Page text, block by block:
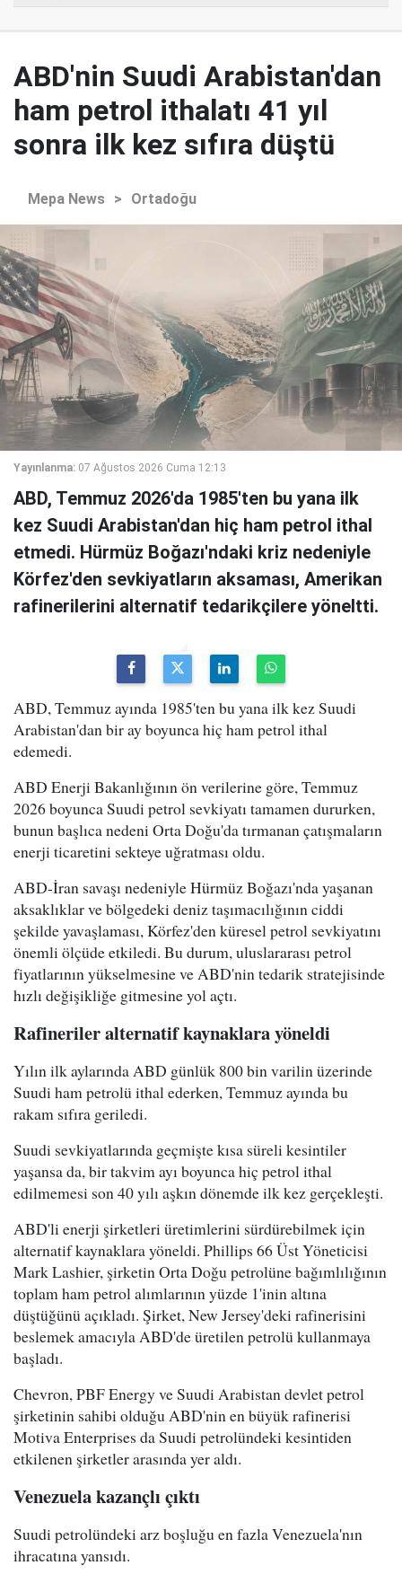
ABD'nin Suudi Arabistan'dan
ham petrol ithalatı 41 yıl
sonra ilk kez sıfıra düştü
Mepa News > Ortadoğu
Yayınlanma: 07 Ağustos 2026 Cuma 12:13
ABD, Temmuz 2026'da 1985'ten bu yana ilk
kez Suudi Arabistan'dan hiç ham petrol ithal
etmedi. Hürmüz Boğazı'ndaki kriz nedeniyle
Körfez'den sevkiyatların aksaması, Amerikan
rafinerilerini alternatif tedarikçilere yöneltti.
ABD, Temmuz ayında 1985'ten bu yana ilk kez Suudi
Arabistan'dan bir ay boyunca hiç ham petrol ithal
edemedi.
ABD Enerji Bakanlığının ön verilerine göre, Temmuz
2026 boyunca Suudi petrol sevkiyatı tamamen dururken,
bunun başlıca nedeni Orta Doğu'da tırmanan çatışmaların
enerji ticaretini sekteye uğratması oldu.
ABD-İran savaşı nedeniyle Hürmüz Boğazı'nda yaşanan
aksaklıklar ve bölgedeki deniz taşımacılığının ciddi
şekilde yavaşlaması, Körfez'den küresel petrol sevkiyatını
önemli ölçüde etkiledi. Bu durum, uluslararası petrol
fiyatlarının yükselmesine ve ABD'nin tedarik stratejisinde
hızlı değişikliğe gitmesine yol açtı.
Rafineriler alternatif kaynaklara yöneldi
Yılın ilk aylarında ABD günlük 800 bin varilin üzerinde
Suudi ham petrolü ithal ederken, Temmuz ayında bu
rakam sıfıra geriledi.
Suudi sevkiyatlarında geçmişte kısa süreli kesintiler
yaşansa da, bir takvim ayı boyunca hiç petrol ithal
edilmemesi son 40 yılı aşkın dönemde ilk kez gerçekleşti.
ABD'li enerji şirketleri üretimlerini sürdürebilmek için
alternatif kaynaklara yöneldi. Phillips 66 Üst Yöneticisi
Mark Lashier, şirketin Orta Doğu petrolüne bağımlılığının
toplam ham petrol alımlarının yüzde 1'inin altına
düştüğünü açıkladı. Şirket, New Jersey'deki rafinerisini
beslemek amacıyla ABD'de üretilen petrolü kullanmaya
başladı.
Chevron, PBF Energy ve Suudi Arabistan devlet petrol
şirketinin sahibi olduğu ABD'nin en büyük rafinerisi
Motiva Enterprises da Suudi petrolündeki kesintiden
etkilenen şirketler arasında yer aldı.
Venezuela kazançlı çıktı
Suudi petrolündeki arz boşluğu en fazla Venezuela'nın
ihracatına yansıdı.